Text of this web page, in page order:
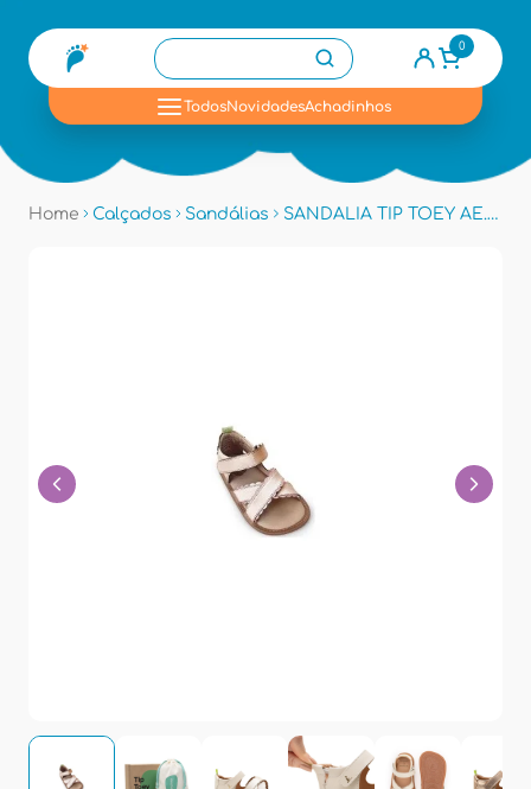
0
TodosNovidadesAchadinhos
Home Calçados Sandálias SANDALIA TIP TOEY AE.FRZ1CL - Salmao Metalico/ouro